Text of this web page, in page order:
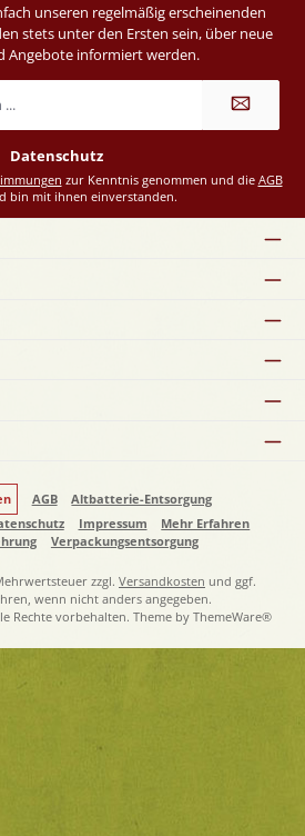
unseren regelmäßig erscheinenden
stets unter den Ersten sein, über neue
Angebote informiert werden.
Datenschutz
zur Kenntnis genommen und die AGB
bin mit ihnen einverstanden.
AGB
Altbatterie-Entsorgung
Impressum
Mehr Erfahren
Verpackungsentsorgung
zzgl. Versandkosten und ggf.
wenn nicht anders angegeben.
Rechte vorbehalten. Theme by ThemeWare®